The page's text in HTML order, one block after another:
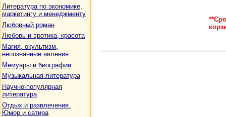
Литература по экономике,
маркетингу и менеджменту
Любовный роман
Любовь и эротика, красота
Магия, окультизм,
непознанные явления
Мемуары и биографии
Музыкальная литература
Научно-популярная
литература
Отдых и развлечения.
Юмор и сатира